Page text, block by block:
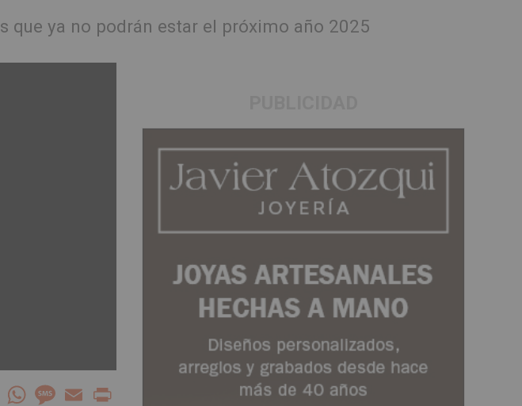
que ya no podrán estar el próximo año 2025
MeneameWhatsAppMessage
Email